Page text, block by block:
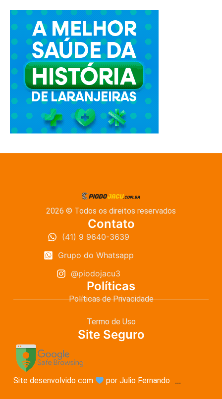
2026 © Todos os direitos reservados
Contato
(41) 9 9640-3639
Grupo do Whatsapp
@piodojacu3
Políticas
Políticas de Privacidade
Termo de Uso
Site Seguro
Site desenvolvido com por Julio Fernando ...